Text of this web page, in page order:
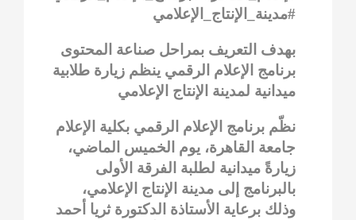
#مدينة_الإنتاج_الإعلامي
بهدف التعريف بمراحل صناعة المحتوى
برنامج الإعلام الرقمي ينظم زيارة طلابية
ميدانية لمدينة الإنتاج الإعلامي
نظّم برنامج الإعلام الرقمي بكلية الإعلام
جامعة القاهرة، يوم الخميس الماضي،
زيارةً ميدانية لطلبة الفرقة الأولى
بالبرنامج إلى مدينة الإنتاج الإعلامي،
وذلك برعاية الأستاذة الدكتورة ثريا أحمد